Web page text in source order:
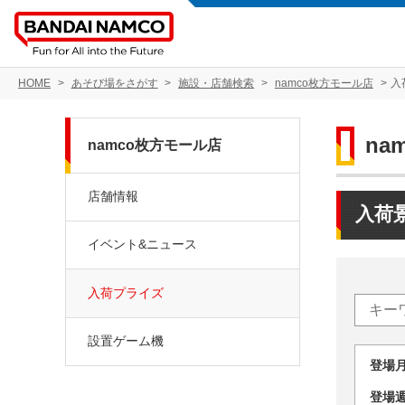
HOME あそび場をさがす 施設・店舗検索 namco枚方モール店 入
入荷
登
登
namco枚方モール店
店舗情報
イベント&ニュース
入荷プライズ
設置ゲーム機